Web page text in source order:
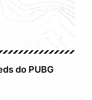
do PUBG